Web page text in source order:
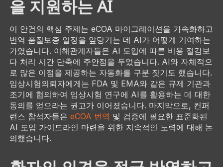
을 지원하는 AI
이 안건의 핵심 주제는 eCOA 마이그레이션을 가속화하고
번역 품질보증 일정을 앞당기는 데 AI가 어떻게 기여하는
가였습니다. 이해관계자들은 AI 도입에 따른 비용 절감보
다 처리 시간 단축에 주안점을 두었습니다. AI와 자체적으
로 많은 이점을 제공하는 자동화를 구분 짓기도 했습니다.
임상시험의뢰자에게는 FDA 및 EMA와 같은 규제 기관과
조기에 협의하여 임상시험 연구에 AI를 활용하는 데 대한
동의를 얻으라는 권고가 이어졌습니다. 마지막으로, 컨퍼
런스 참석자들은 eCOA 번역 및 검증에 필요한 표준화된
AI 도입 가이드라인 마련을 위한 지속적인 노력에 대해 논
의했습니다.